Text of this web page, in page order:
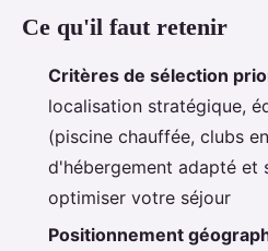
Ce qu'il faut retenir
Critères de sélection
localisation stratégique,
(piscine chauffée, clubs
d'hébergement adapté et
optimiser votre séjour
Positionnement